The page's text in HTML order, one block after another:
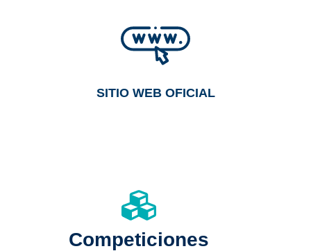
SITIO WEB OFICIAL
Competiciones